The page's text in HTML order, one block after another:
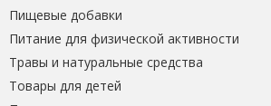
Пищевые добавки
Питание для физической активности
Травы и натуральные средства
Товары для детей